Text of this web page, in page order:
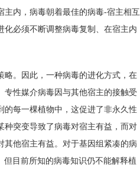
内，病毒朝着最佳的病毒-宿主相互
必须不断调整病毒复制、在宿主内
略。因此，一种病毒的进化方式，在
性媒介病毒因与其他宿主的接触受
每一棵植物中，这促进了非永久性
种突变导致了病毒对宿主有益，而对
其他宿主有益。对于基因组紧凑的病
目前所知的病毒知识仍不能解释植